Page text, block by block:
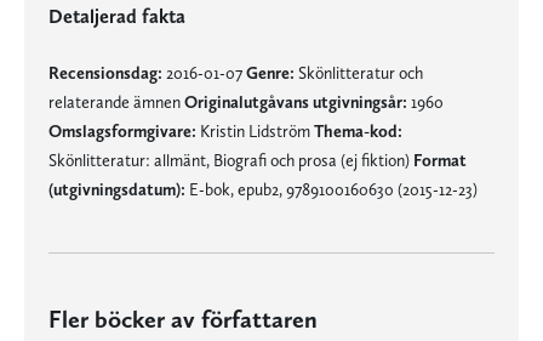
Detaljerad fakta
Recensionsdag: 2016-01-07Genre: Skönlitteratur och
relaterande ämnenOriginalutgåvans utgivningsår: 1960
Omslagsformgivare: Kristin LidströmThema-kod:
Skönlitteratur: allmänt, Biografi och prosa (ej fiktion) Format
(utgivningsdatum): E-bok, epub2, 9789100160630 (2015-12-23)
Fler böcker av författaren